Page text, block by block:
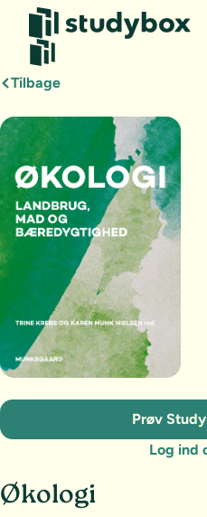
Tilbage
Økologi
Prøv
Log ind